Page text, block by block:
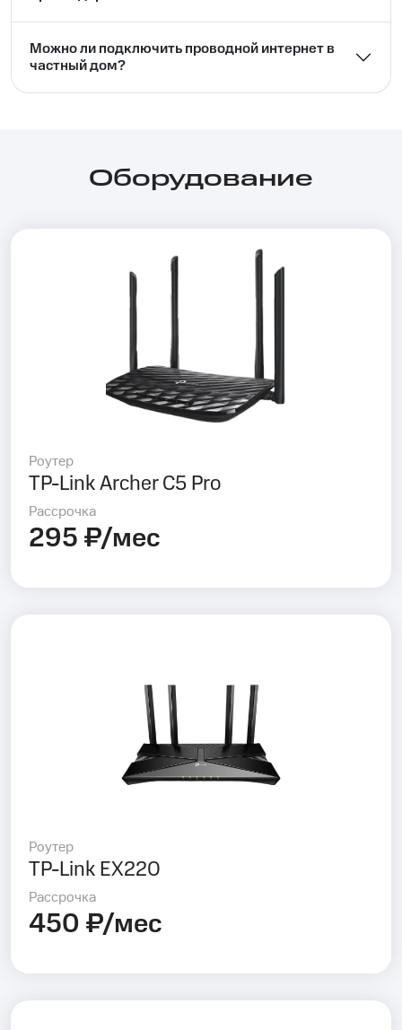
Можно ли подключить проводной интернет в
частный дом?⁣⁣
Оборудование
Роутер
TP-Link Archer C5 Pro
Рассрочка
295 ₽/мес
Роутер
TP-Link EX220
Рассрочка
450 ₽/мес